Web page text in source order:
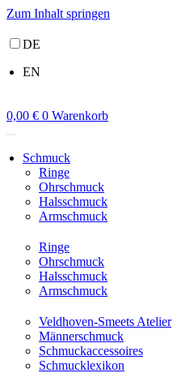
Zum Inhalt springen
DE
EN
0,00 € 0 Warenkorb
Schmuck
Ringe
Ohrschmuck
Halsschmuck
Armschmuck
Ringe
Ohrschmuck
Halsschmuck
Armschmuck
Veldhoven-Smeets Atelier
Männerschmuck
Schmuckaccessoires
Schmucklexikon